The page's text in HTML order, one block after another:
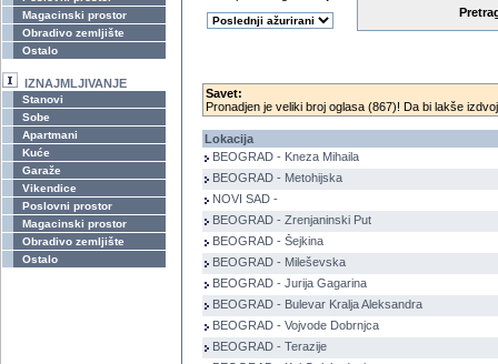
Magacinski prostor
Obradivo zemljište
Ostalo
IZNAJMLJIVANJE
Stanovi
Sobe
Apartmani
Kuće
Garaže
Vikendice
Poslovni prostor
Magacinski prostor
Obradivo zemljište
Ostalo
Savet:
Pronadjen je veliki broj oglasa (867)! Da bi lakše
Lokacija
BEOGRAD - Kneza Mihaila
BEOGRAD - Metohijska
NOVI SAD -
BEOGRAD - Zrenjaninski Put
BEOGRAD - Šejkina
BEOGRAD - Mileševska
BEOGRAD - Jurija Gagarina
BEOGRAD - Bulevar Kralja Aleksandra
BEOGRAD - Vojvode Dobrnjca
BEOGRAD - Terazije